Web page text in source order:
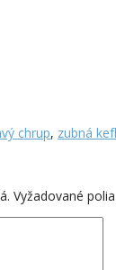
chrup, zubná
Vyžadované